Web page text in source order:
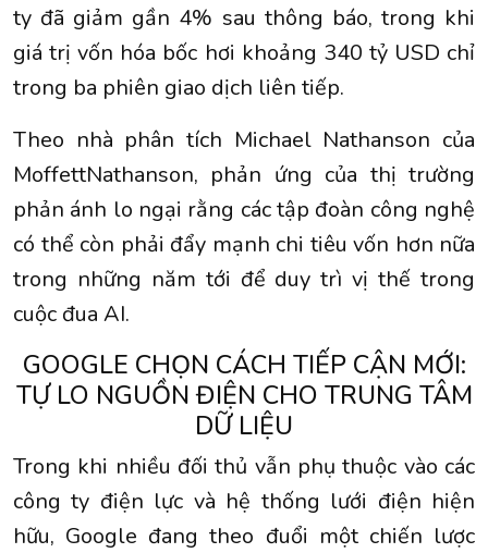
ty đã giảm gần 4% sau thông báo, trong khi
giá trị vốn hóa bốc hơi khoảng 340 tỷ USD chỉ
trong ba phiên giao dịch liên tiếp.
Theo nhà phân tích Michael Nathanson của
MoffettNathanson, phản ứng của thị trường
phản ánh lo ngại rằng các tập đoàn công nghệ
có thể còn phải đẩy mạnh chi tiêu vốn hơn nữa
trong những năm tới để duy trì vị thế trong
cuộc đua AI.
GOOGLE CHỌN CÁCH TIẾP CẬN MỚI:
TỰ LO NGUỒN ĐIỆN CHO TRUNG TÂM
DỮ LIỆU
Trong khi nhiều đối thủ vẫn phụ thuộc vào các
công ty điện lực và hệ thống lưới điện hiện
hữu, Google đang theo đuổi một chiến lược